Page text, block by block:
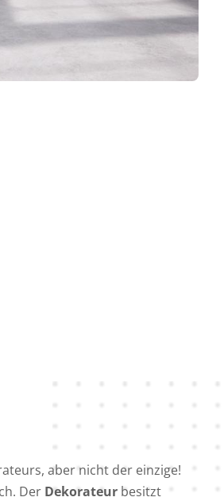
aber nicht der einzige!
Der Dekorateurbesitzt